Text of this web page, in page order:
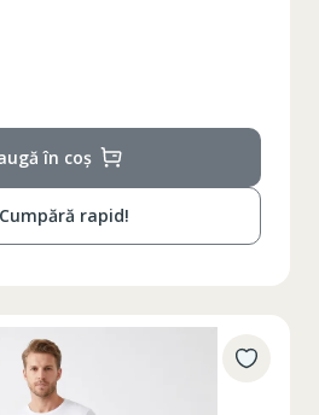
în coș
Cumpără rapid!